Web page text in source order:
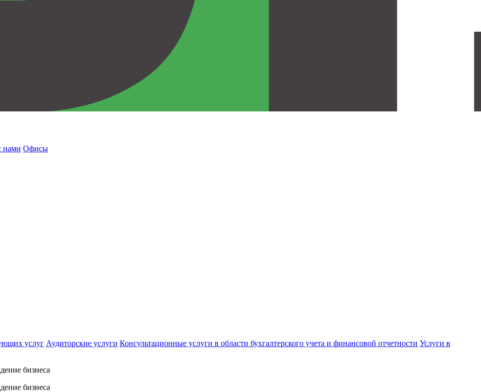
нами Офисы
услуг Аудиторские услуги Консультационные услуги в области бухгалтерского учета и финансовой отчетности Услуги в
бизнеса
бизнеса